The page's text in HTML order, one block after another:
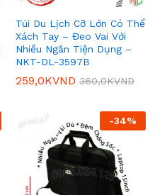
Túi Du Lịch Cỡ Lớn Có Thể
Xách Tay – Đeo Vai Với
Nhiều Ngăn Tiện Dụng –
NKT-DL-3597B
259,0KVND 360,0KVND
-34%